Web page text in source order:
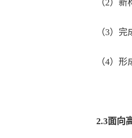
（2）
（3）
（4）
2.3面向